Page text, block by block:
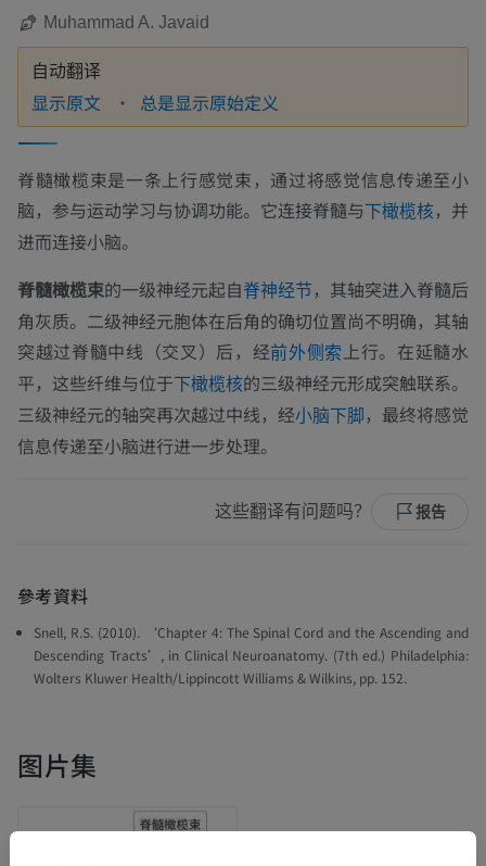
Muhammad A. Javaid
自动翻译
显示原文 总是显示原始定义
脊髓橄榄束是一条上行感觉束，通过将感觉信息传递至小
脑，参与运动学习与协调功能。它连接脊髓与下橄榄核，并
进而连接小脑。
脊髓橄榄束的一级神经元起自脊神经节，其轴突进入脊髓后
角灰质。二级神经元胞体在后角的确切位置尚不明确，其轴
突越过脊髓中线（交叉）后，经前外侧索上行。在延髓水
平，这些纤维与位于下橄榄核的三级神经元形成突触联系。
三级神经元的轴突再次越过中线，经小脑下脚，最终将感觉
信息传递至小脑进行进一步处理。
这些翻译有问题吗？ 报告
參考資料
Snell, R.S. (2010). ‘Chapter 4: The Spinal Cord and the Ascending and
Descending Tracts’, in Clinical Neuroanatomy. (7th ed.) Philadelphia:
Wolters Kluwer Health/Lippincott Williams & Wilkins, pp. 152.
图片集